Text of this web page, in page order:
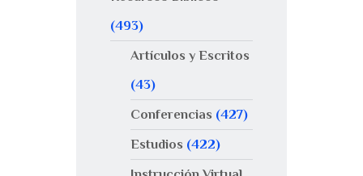
(493)
Artículos y Escritos
(43)
Conferencias (427)
Estudios (422)